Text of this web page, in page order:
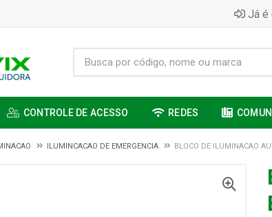
Já é
CONTROLE DE ACESSO REDES
ILUMINCACAO DE EMERGENCIA BLOCO DE ILUMINACAO